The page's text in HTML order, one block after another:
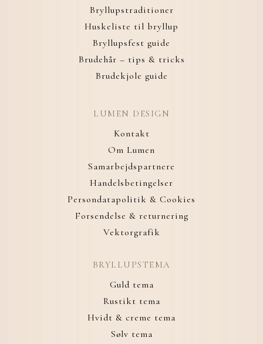
Bryllupstraditioner
Huskeliste til bryllup
Bryllupsfest guide
Brudehår – tips & tricks
Brudekjole guide
LUMEN DESIGN
Kontakt
Om Lumen
Samarbejdspartnere
Handelsbetingelser
Persondatapolitik & Cookies
Forsendelse & returnering
Vektorgrafik
BRYLLUPSTEMA
Guld tema
Rustikt tema
Hvidt & creme tema
Sølv tema